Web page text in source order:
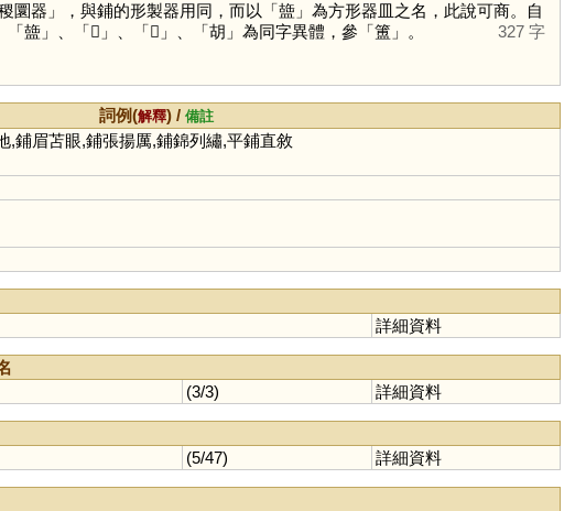
圜器」，與鋪的形製器用同，而以「䀇」為方形器皿之名，此說可商。自
「䀇」、「𠤳 」、「𠤱 」、「胡 」為同字異體，參「簠 」。 327 字
詞例(解釋) /備註
,鋪眉苫眼,鋪張揚厲,鋪錦列繡,平鋪直敘
詳細資料
(3/3) 詳細資料
(5/47) 詳細資料